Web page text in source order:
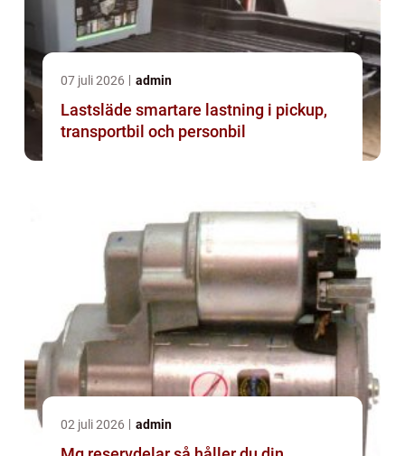
07 juli 2026 admin
Lastsläde smartare lastning i pickup,
transportbil och personbil
02 juli 2026 admin